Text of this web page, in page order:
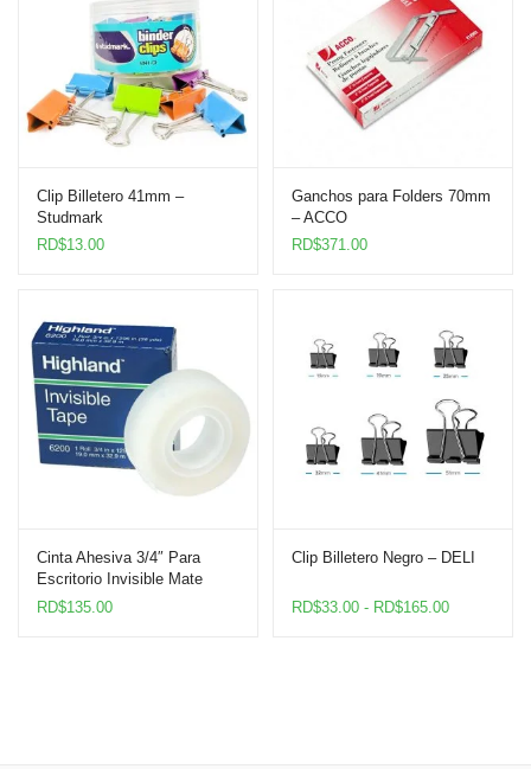
Clip Billetero 41mm –
Studmark
RD$13.00
Ganchos para Folders 70mm
– ACCO
RD$371.00
Cinta Ahesiva 3/4″ Para
Escritorio Invisible Mate
Highland
RD$135.00
Clip Billetero Negro – DELI
RD$33.00 - RD$165.00Rango